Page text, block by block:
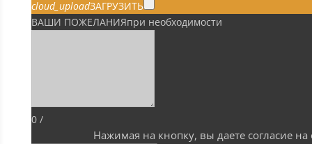
cloud_uploadЗАГРУЗИТЬ
ВАШИ ПОЖЕЛАНИЯпри необходимости
0/
Нажимая на кнопку, вы даете согласие